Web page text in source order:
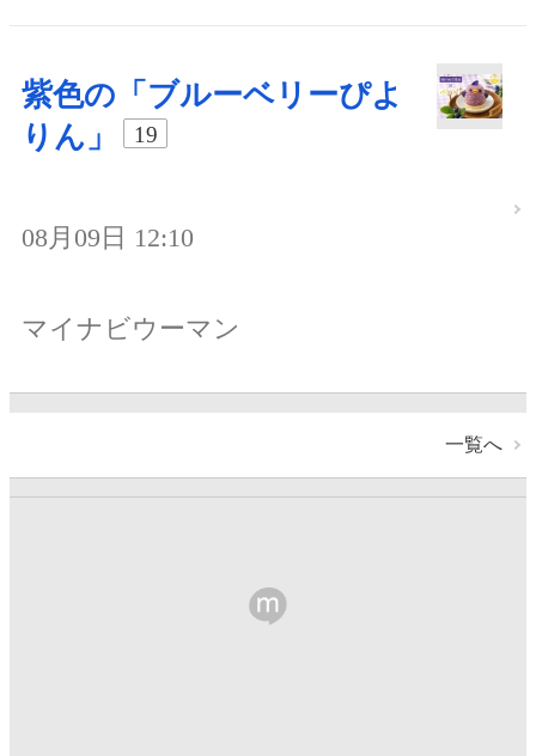
紫色の「ブルーベリーぴよ
りん」
19
08月09日 12:10
マイナビウーマン
一覧へ